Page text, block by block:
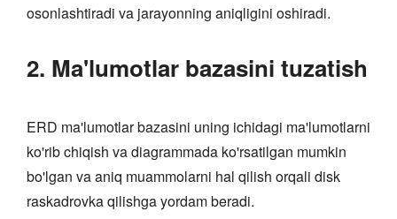
osonlashtiradi va jarayonning aniqligini oshiradi.
2. Ma'lumotlar bazasini tuzatish
ERD ma'lumotlar bazasini uning ichidagi ma'lumotlarni
ko'rib chiqish va diagrammada ko'rsatilgan mumkin
bo'lgan va aniq muammolarni hal qilish orqali disk
raskadrovka qilishga yordam beradi.